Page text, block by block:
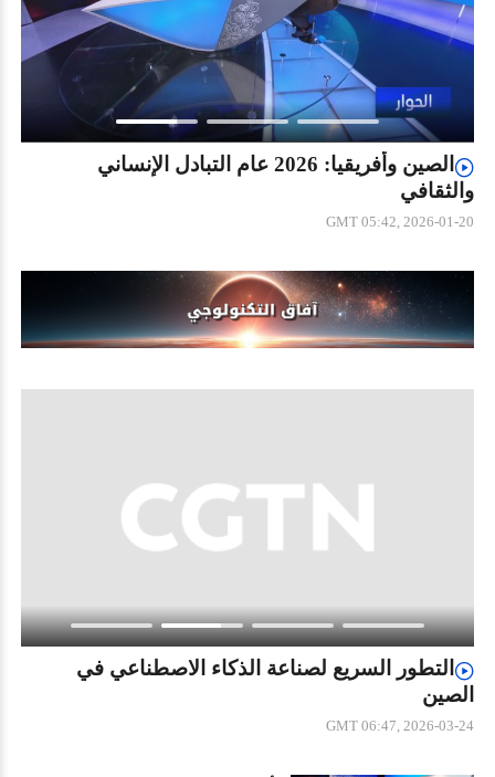
الصين وأفريقيا: 2026 عام التبادل الإنساني
والثقافي
GMT 05:42, 2026-01-20
التطور السريع لصناعة الذكاء الاصطناعي في
الصين
GMT 06:47, 2026-03-24